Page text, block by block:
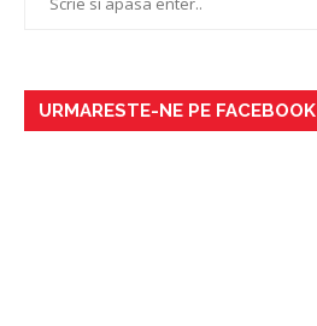
URMARESTE-NE PE FACEBOOK